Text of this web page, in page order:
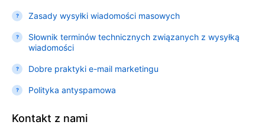
Zasady wysyłki wiadomości masowych
Słownik terminów technicznych związanych z wysyłką
wiadomości
Dobre praktyki e-mail marketingu
Polityka antyspamowa
Kontakt z nami